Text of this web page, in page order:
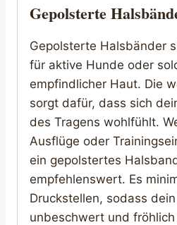
Gepolsterte
Gepolsterte Halsbänder
für aktive Hunde oder
empfindlicher Haut. Die
sorgt dafür, dass sich
des Tragens wohlfühlt.
Ausflüge oder
ein gepolstertes
empfehlenswert. Es
Druckstellen, sodass
unbeschwert und